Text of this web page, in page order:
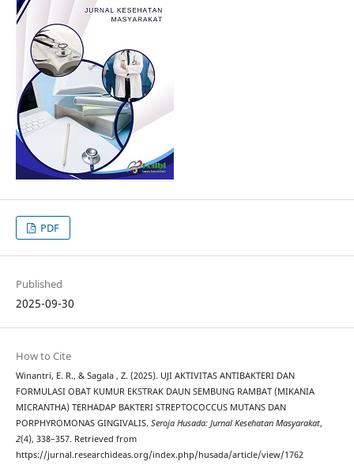
PDF
Published
2025-09-30
How to Cite
Winantri, E. R., & Sagala , Z. (2025). UJI AKTIVITAS ANTIBAKTERI DAN
FORMULASI OBAT KUMUR EKSTRAK DAUN SEMBUNG RAMBAT (MIKANIA
MICRANTHA) TERHADAP BAKTERI STREPTOCOCCUS MUTANS DAN
PORPHYROMONAS GINGIVALIS. Seroja Husada: Jurnal Kesehatan Masyarakat,
2(4), 338–357. Retrieved from
https://jurnal.researchideas.org/index.php/husada/article/view/1762